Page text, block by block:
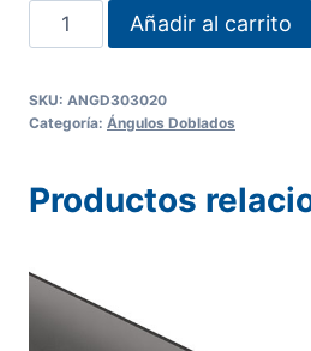
ANGULO
DOBLADO
X
2.0
cantidad
Añadir al carrito
SKU: ANGD303020
Categoría: Ángulos Doblados
Productos